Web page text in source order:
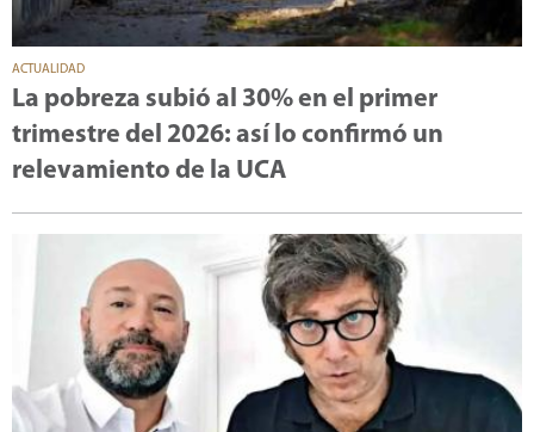
ACTUALIDAD
La pobreza subió al 30% en el primer
trimestre del 2026: así lo confirmó un
relevamiento de la UCA